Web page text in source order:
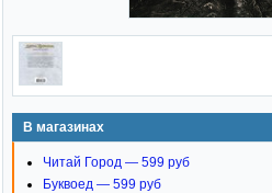
В магазинах
Читай Город — 599 руб
Буквоед — 599 руб